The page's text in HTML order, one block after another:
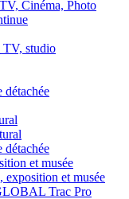
Cinéma, Photo
TV, studio
détachée
détachée
et musée
exposition et musée
Trac Pro